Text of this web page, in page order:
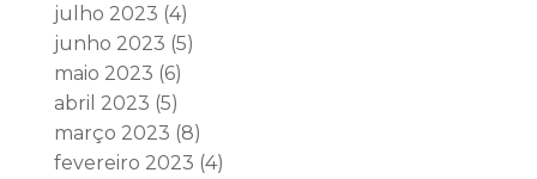
julho 2023 (4)
junho 2023 (5)
maio 2023 (6)
abril 2023 (5)
março 2023 (8)
fevereiro 2023 (4)